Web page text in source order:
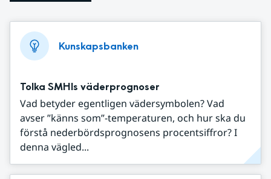
Kunskapsbanken
Tolka SMHIs väderprognoser
Vad betyder egentligen vädersymbolen? Vad
avser ”känns som”-temperaturen, och hur ska du
förstå nederbördsprognosens procentsiffror? I
denna vägled...